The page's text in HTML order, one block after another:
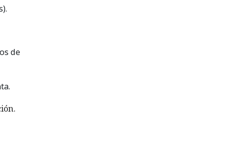
de